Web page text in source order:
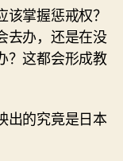
掌握惩戒权？
去办，还是在没
？这都会形成教
出的究竟是日本